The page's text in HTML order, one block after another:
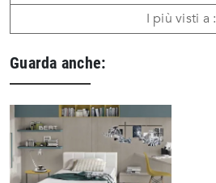
I più visti a :
Guarda anche: